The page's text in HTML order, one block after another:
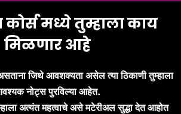
कोर्स मध्ये तुम्हाला काय
मिळणार आहे​
जिथे आवशक्यता असेल त्या ठिकाणी तुम्हाला
नोट्स पुरविल्या आहेत.
अत्यंत महत्वाचे असे मटेरीअल सुद्धा देत आहोत